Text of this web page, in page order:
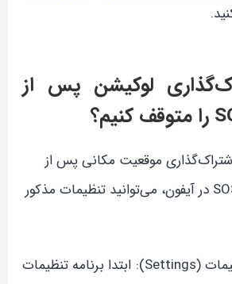
لوکیشن پس از
موقعیت مکانی پس از
فعال‌شدن قابلیت SOS در آیفون، می‌توانید تنظیمات مذکور
باز کردن تنظیمات (Settings): ابتدا برنامه تنظیمات